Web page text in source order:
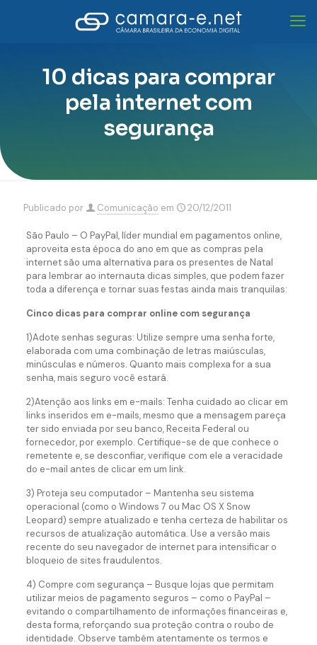
10 dicas para comprar
pela internet com
segurança
Publicado por Comunicação em 20/12/2011
São Paulo – O PayPal, líder mundial em pagamentos online,
aproveita esta época do ano em que as compras pela
internet são uma alternativa para os presentes de Natal
para lembrar ao internauta dicas simples, que podem fazer
toda a diferença e tornar suas festas ainda mais tranquilas:
Cinco dicas para comprar online com segurança
1)Adote senhas seguras: Utilize sempre uma senha forte,
elaborada com uma combinação de letras maiúsculas,
minúsculas e números. Quanto mais complexa for a sua
senha, mais seguro você estará.
2)Atenção aos links em e-mails: Tenha cuidado ao clicar em
links inseridos em e-mails, mesmo que a mensagem pareça
ter sido enviada por seu banco, Receita Federal ou
fornecedor, por exemplo. Certifique-se de que conhece o
remetente e, se desconfiar, verifique com ele a veracidade
do e-mail antes de clicar em um link.
3) Proteja seu computador – Mantenha seu sistema
operacional (como o Windows 7 ou Mac OS X Snow
Leopard) sempre atualizado e tenha certeza de habilitar os
recursos de atualização automática. Use a versão mais
recente do seu navegador de internet para intensificar o
bloqueio de sites fraudulentos.
4) Compre com segurança – Busque lojas que permitam
utilizar meios de pagamento seguros – como o PayPal –
evitando o compartilhamento de informações financeiras e,
desta forma, reforçando sua proteção contra o roubo de
identidade. Observe também atentamente os termos e